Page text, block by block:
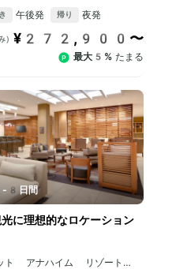
午後発 帰り 夜発
¥272,900〜
最大5% たまる
日間
に理想的なロケーション
アナハイム リゾート